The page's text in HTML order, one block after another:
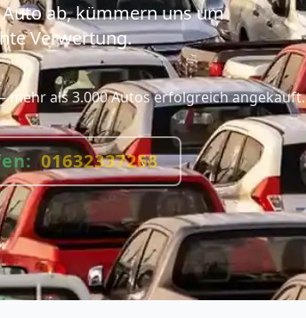
ab, kümmern uns um
Verwertung.
mehr als 3.000 Autos erfolgreich angekauft.
01632337268